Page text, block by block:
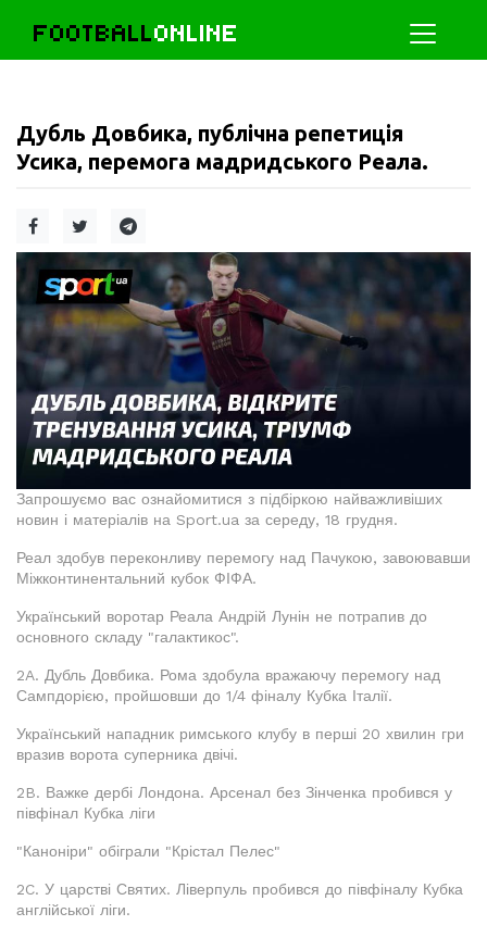
FOOTBALLONLINE
Дубль Довбика, публічна репетиція
Усика, перемога мадридського Реала.
Запрошуємо вас ознайомитися з підбіркою найважливіших
новин і матеріалів на Sport.ua за середу, 18 грудня.
Реал здобув переконливу перемогу над Пачукою, завоювавши
Міжконтинентальний кубок ФІФА.
Український воротар Реала Андрій Лунін не потрапив до
основного складу "галактикос".
2A. Дубль Довбика. Рома здобула вражаючу перемогу над
Сампдорією, пройшовши до 1/4 фіналу Кубка Італії.
Український нападник римського клубу в перші 20 хвилин гри
вразив ворота суперника двічі.
2B. Важке дербі Лондона. Арсенал без Зінченка пробився у
півфінал Кубка ліги
"Каноніри" обіграли "Крістал Пелес"
2C. У царстві Святих. Ліверпуль пробився до півфіналу Кубка
англійської ліги.